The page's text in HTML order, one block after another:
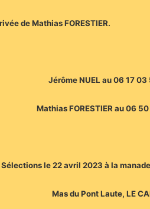
de Mathias FORESTIER.
Jérôme NUEL au 06 17 03
Mathias FORESTIER au 06
Sélections le 22 avril 2023 à la
Mas du Pont Laute, LE